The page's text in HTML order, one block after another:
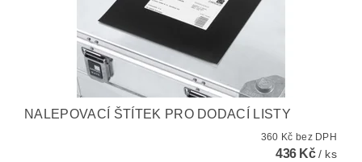
NALEPOVACÍ ŠTÍTEK PRO DODACÍ LISTY
360 Kč bez DPH
436 Kč/ ks